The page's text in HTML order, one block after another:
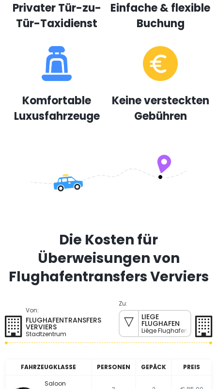
Privater Tür-zu-
Tür-Taxidienst
Einfache & flexible
Buchung
Komfortable
Luxusfahrzeuge
Keine versteckten
Gebühren
Die Kosten für
Überweisungen von
Flughafentransfers Verviers
Von:
FLUGHAFENTRANSFERS
VERVIERS
Stadtzentrum
Zu:
LIEGE
FLUGHAFEN
Liège Flughafen
FAHRZEUGKLASSE PERSONEN GEPÄCK
PREIS
Saloon